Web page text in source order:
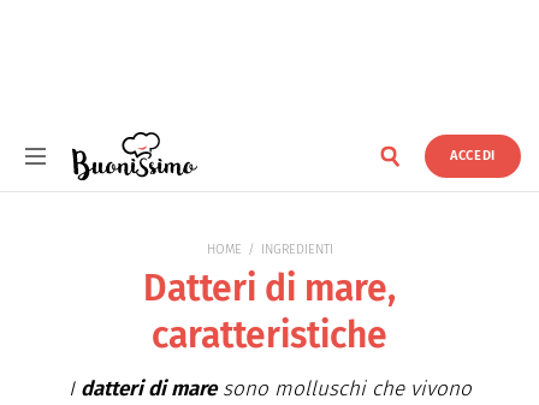
ACCEDI
HOME INGREDIENTI
Datteri di mare,
caratteristiche
I datteri di maresono molluschi che vivono